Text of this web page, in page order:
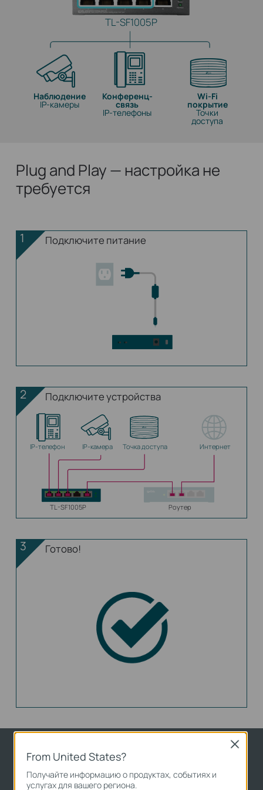
Наблюдение
IP-камеры
Конференц-
связь
IP-телефоны
Wi-Fi
покрытие
Точки
доступа
TL-SF1005P
Plug and Play — настройка не
требуется
1 Подключите питание
2 Подключите устройства
IP‑телефон IP-камера Точка доступа Интернет
TL-SF1005P Роутер
3 Готово!
Расстояние передачи до 250 м
идеально подойдёт для
From United States?
Получайте информацию о продуктах, событиях и
услугах для вашего региона.
Close